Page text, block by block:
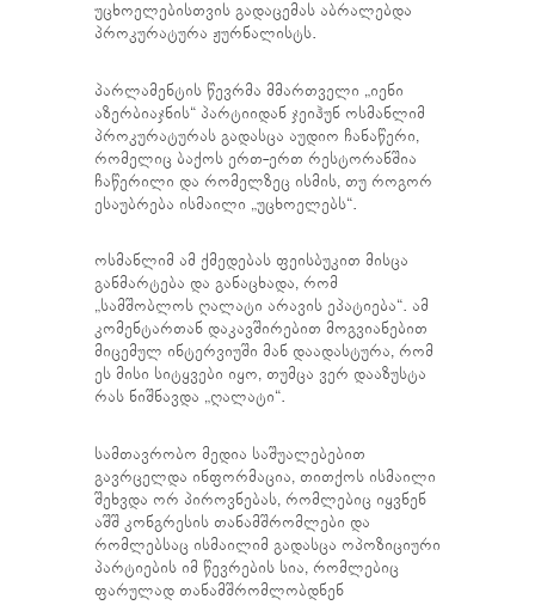
უცხოელებისთვის გადაცემას აბრალებდა
პროკურატურა ჟურნალისტს.
პარლამენტის წევრმა მმართველი „იენი
აზერბიაჯნის“ პარტიიდან ჯეიჰუნ ოსმანლიმ
პროკურატურას გადასცა აუდიო ჩანაწერი,
რომელიც ბაქოს ერთ-ერთ რესტორანშია
ჩაწერილი და რომელზეც ისმის, თუ როგორ
ესაუბრება ისმაილი „უცხოელებს“.
ოსმანლიმ ამ ქმედებას ფეისბუკით მისცა
განმარტება და განაცხადა, რომ
„სამშობლოს ღალატი არავის ეპატიება“. ამ
კომენტართან დაკავშირებით მოგვიანებით
მიცემულ ინტერვიუში მან დაადასტურა, რომ
ეს მისი სიტყვები იყო, თუმცა ვერ დააზუსტა
რას ნიშნავდა „ღალატი“.
სამთავრობო მედია საშუალებებით
გავრცელდა ინფორმაცია, თითქოს ისმაილი
შეხვდა ორ პიროვნებას, რომლებიც იყვნენ
აშშ კონგრესის თანამშრომლები და
რომლებსაც ისმაილიმ გადასცა ოპოზიციური
პარტიების იმ წევრების სია, რომლებიც
ფარულად თანამშრომლობდნენ